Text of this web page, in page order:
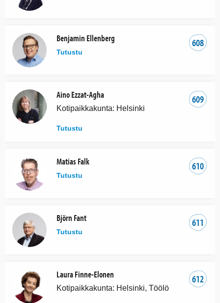
608
Benjamin Ellenberg
Tutustu
609
Aino Ezzat-Agha
Kotipaikkakunta: Helsinki
Tutustu
610
Matias Falk
Tutustu
611
Björn Fant
Tutustu
612
Laura Finne-Elonen
Kotipaikkakunta: Helsinki, Töölö